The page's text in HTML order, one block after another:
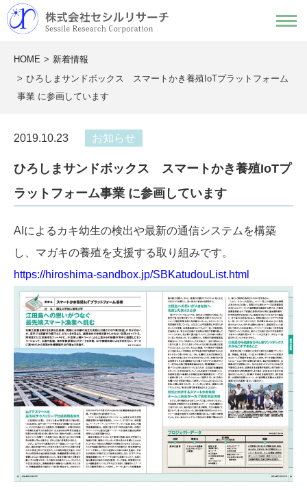
HOME
新着情報
ひろしまサンドボックス スマートかき養殖IoTプラットフォーム
事業 に参画しています
2019.10.23 お知らせ
ひろしまサンドボックス スマートかき養殖IoTプ
ラットフォーム事業 に参画しています
AIによるカキ幼生の検出や最新の通信システムを構築
し、マガキの養殖を支援する取り組みです。
https://hiroshima-sandbox.jp/SBKatudouList.html